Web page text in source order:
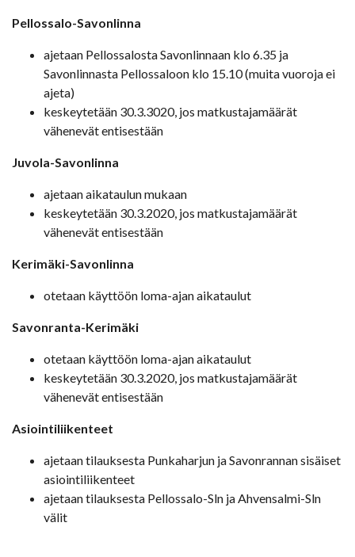
Pellossalo-Savonlinna
ajetaan Pellossalosta Savonlinnaan klo 6.35 ja
Savonlinnasta Pellossaloon klo 15.10 (muita vuoroja ei
ajeta)
keskeytetään 30.3.3020, jos matkustajamäärät
vähenevät entisestään
Juvola-Savonlinna
ajetaan aikataulun mukaan
keskeytetään 30.3.2020, jos matkustajamäärät
vähenevät entisestään
Kerimäki-Savonlinna
otetaan käyttöön loma-ajan aikataulut
Savonranta-Kerimäki
otetaan käyttöön loma-ajan aikataulut
keskeytetään 30.3.2020, jos matkustajamäärät
vähenevät entisestään
Asiointiliikenteet
ajetaan tilauksesta Punkaharjun ja Savonrannan sisäiset
asiointiliikenteet
ajetaan tilauksesta Pellossalo-Sln ja Ahvensalmi-Sln
välit